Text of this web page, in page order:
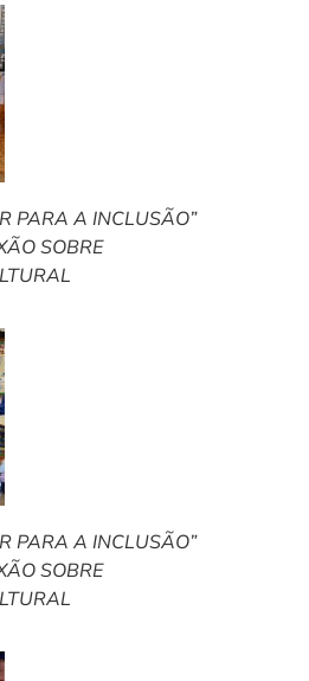
PARA A INCLUSÃO”
SOBRE
PARA A INCLUSÃO”
SOBRE